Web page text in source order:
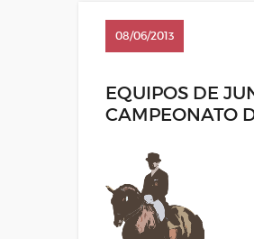
08/06/2013
EQUIPOS DE
CAMPEONATO